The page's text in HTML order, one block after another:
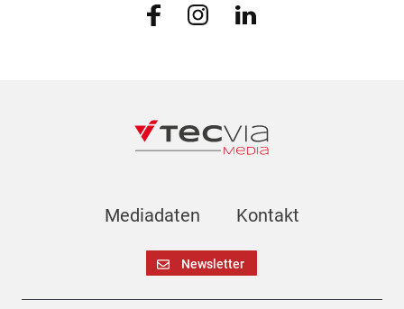
Mediadaten Kontakt
Newsletter